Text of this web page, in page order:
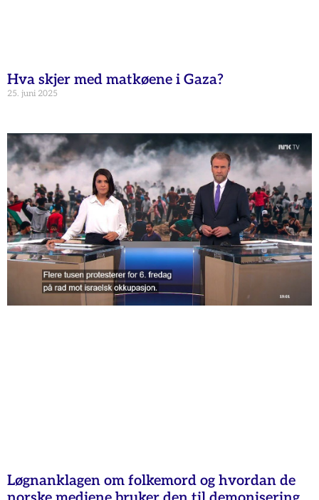
Hva skjer med matkøene i Gaza?
25. juni 2025
Løgnanklagen om folkemord og hvordan de